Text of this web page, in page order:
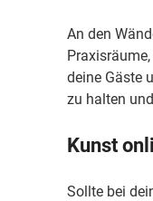
An den
deine Gäste
zu halten
Kunst
Sollte bei